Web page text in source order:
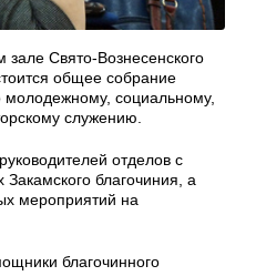
зале Свято-Вознесенского
общее собрание
социальному,
служению.
отделов с
благочиния, а
мероприятий на
благочинного